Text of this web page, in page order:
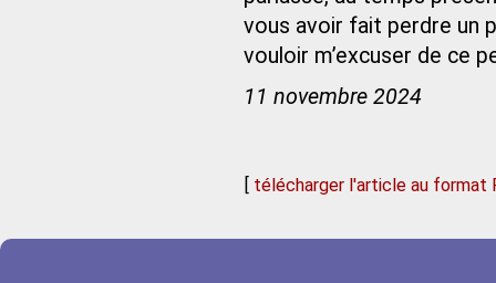
vous avoir fait perdre un
vouloir m’excuser de ce
11 novembre 2024
[ télécharger l'article au format